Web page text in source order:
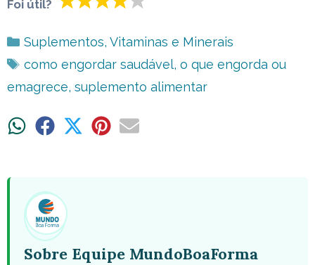
Foi útil?
Categorias
Suplementos, Vitaminas e Minerais
Tags
como engordar saudável, o que engorda ou
emagrece, suplemento alimentar
ShareShare ShareShareShare
Sobre Equipe MundoBoaForma